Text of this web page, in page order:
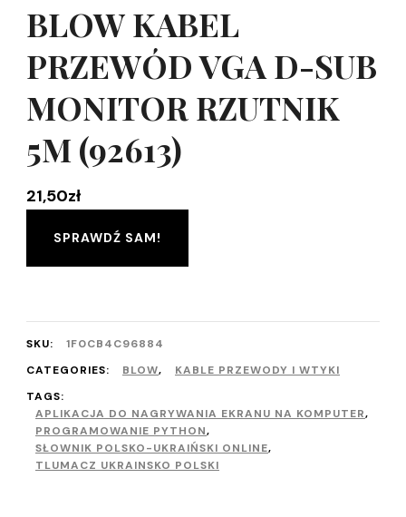
BLOW KABEL
PRZEWÓD VGA D-SUB
MONITOR RZUTNIK
5M (92613)
21,50zł
SPRAWDŹ SAM!
SKU:
1F0CB4C96884
CATEGORIES:
BLOW,
KABLE PRZEWODY I WTYKI
TAGS:
APLIKACJA DO NAGRYWANIA EKRANU NA KOMPUTER,
PROGRAMOWANIE PYTHON,
SŁOWNIK POLSKO-UKRAIŃSKI ONLINE,
TLUMACZ UKRAINSKO POLSKI